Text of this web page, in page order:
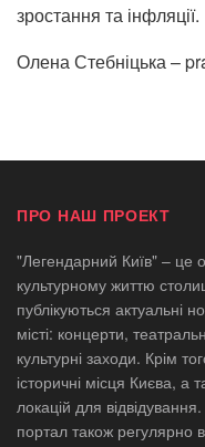
зростання та інфляції.
Олена Стебніцька –
ПРО НАШ ПРОЕКТ
"Легендарний Київ" –
культурному життю
публікуються актуальні
місті: концерти,
культурні заходи. Крім
історичні місця Києва, а
локацій для
портал також регулярно